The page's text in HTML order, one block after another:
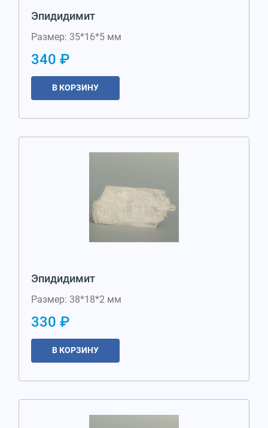
Эпидидимит
Размер: 35*16*5 мм
340 ₽
В КОРЗИНУ
Эпидидимит
Размер: 38*18*2 мм
330 ₽
В КОРЗИНУ